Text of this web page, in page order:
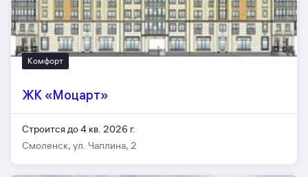
Комфорт
ЖК «Моцарт»
Строится до 4 кв. 2026 г.
Смоленск, ул. Чаплина, 2